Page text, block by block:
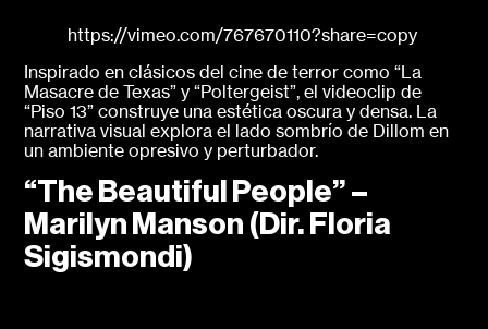
https://vimeo.com/767670110?share=copy
Inspirado en clásicos del cine de terror como “La
Masacre de Texas” y “Poltergeist”, el videoclip de
“Piso 13” construye una estética oscura y densa. La
narrativa visual explora el lado sombrío de Dillom en
un ambiente opresivo y perturbador.
“The Beautiful People” –
Marilyn Manson (Dir. Floria
Sigismondi)